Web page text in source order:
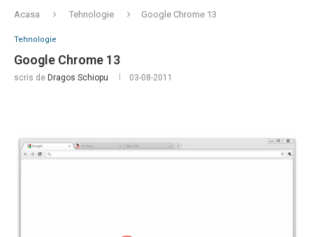
Acasa Tehnologie Google Chrome 13
Tehnologie
Google Chrome 13
scris de Dragos Schiopu 03-08-2011